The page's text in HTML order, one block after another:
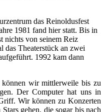
das Reinoldusfest
1981 fand hier statt. Bis in
nichts von seinem Reiz
das Theaterstück an zwei
1992 kam dann
können wir mittlerweile bis zu
Der Computer hat uns in
Wir können zu Konzerten
gehen, die sogar bis nach